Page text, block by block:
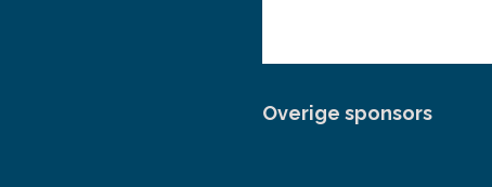
Overige sponsors